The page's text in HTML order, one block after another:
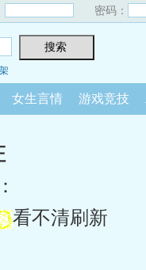
密码：
女生言情 游戏竞技
看不清刷新